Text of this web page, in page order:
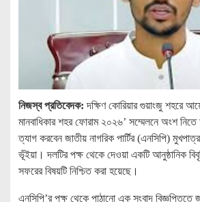
নিজস্ব প্রতিবেদক:দক্ষিণ কোরিয়ার গুয়াংজু শহরে
মানবাধিকার শহর ফোরাম ২০২৬’ সম্মেলনে অংশ
ত্যাগ করবেন জাতীয় নাগরিক পার্টির (এনসিপি)
ভূঁইয়া। দলটির পক্ষ থেকে দেওয়া একটি আনুষ্ঠানিক
সফরের বিষয়টি নিশ্চিত করা হয়েছে।
এনসিপি’র পক্ষ থেকে পাঠানো এক সংবাদ